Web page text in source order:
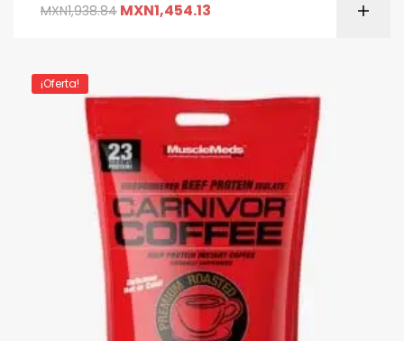
MXN1,938.84 MXN1,454.13
¡Oferta!